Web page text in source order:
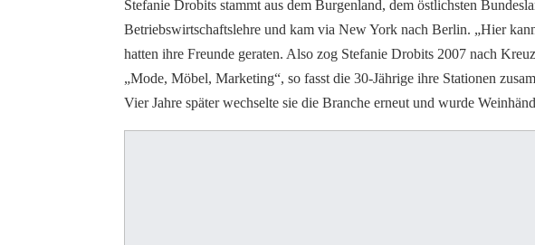
Stefanie Drobits stammt aus dem Burgenland, dem östlichsten
Betriebswirtschaftslehre und kam via New York nach Berlin. „Hier
hatten ihre Freunde geraten. Also zog Stefanie Drobits 2007 nach
„Mode, Möbel, Marketing“, so fasst die 30-Jährige ihre Stationen
Vier Jahre später wechselte sie die Branche erneut und wurde